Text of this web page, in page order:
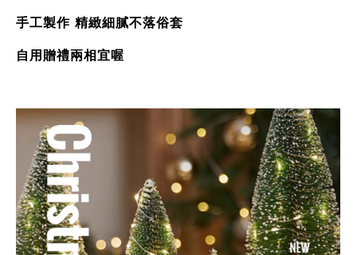
手工製作 精緻細膩不落俗套
自用贈禮兩相宜喔